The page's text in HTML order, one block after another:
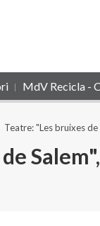
MdV Recicla -
Teatre: "Les bruixes